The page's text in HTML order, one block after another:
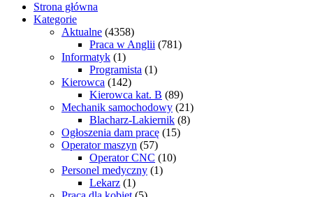
Strona główna
Kategorie
Aktualne (4358)
Praca w Anglii (781)
Informatyk (1)
Programista (1)
Kierowca (142)
Kierowca kat. B (89)
Mechanik samochodowy (21)
Blacharz-Lakiernik (8)
Ogłoszenia dam pracę (15)
Operator maszyn (57)
Operator CNC (10)
Personel medyczny (1)
Lekarz (1)